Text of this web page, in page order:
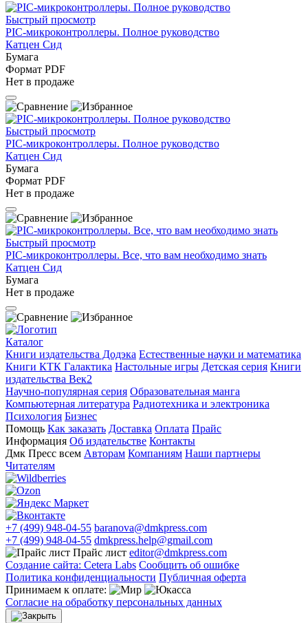
Быстрый просмотр
PIC-микроконтроллеры. Полное руководство
Катцен Сид
Бумага
Формат PDF
Нет в продаже
Быстрый просмотр
PIC-микроконтроллеры. Полное руководство
Катцен Сид
Бумага
Формат PDF
Нет в продаже
Быстрый просмотр
PIC-микроконтроллеры. Все, что вам необходимо знать
Катцен Сид
Бумага
Нет в продаже
Каталог
Книги издательства Додэка Естественные науки и математика
Книги КТК Галактика Настольные игры Детская серия Книги
издательства Век2
Научно-популярная серия Образовательная манга
Компьютерная литература Радиотехника и электроника
Психология Бизнес
Помощь Как заказать Доставка Оплата Прайс
Информация Об издательстве Контакты
Дмк Пресс всем Авторам Компаниям Наши партнеры
Читателям
+7 (499) 948-04-55 baranova@dmkpress.com
+7 (499) 948-04-55 dmkpress.help@gmail.com
Прайс лист editor@dmkpress.com
Создание сайта: Cetera Labs Сообщить об ошибке
Политика конфиденциальности Публичная оферта
Принимаем к оплате:
Согласие на обработку персональных данных